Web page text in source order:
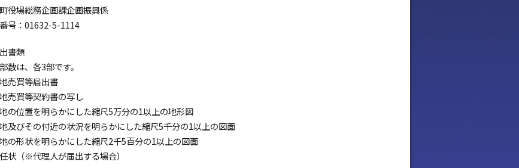
役場総務企画課企画振興係
号：01632-5-1114
書類
数は、各3部です。
売買等届出書
売買等契約書の写し
の位置を明らかにした縮尺5万分の1以上の地形図
及びその付近の状況を明らかにした縮尺5千分の1以上の図面
の形状を明らかにした縮尺2千5百分の1以上の図面
状（※代理人が届出する場合）